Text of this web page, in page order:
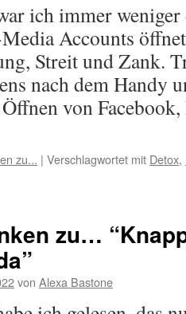
ich immer
Accounts
Streit und Zank.
nach dem Handy
von
zu... | Verschlagwortet mit Detox,
zu…
von Alexa Bastone